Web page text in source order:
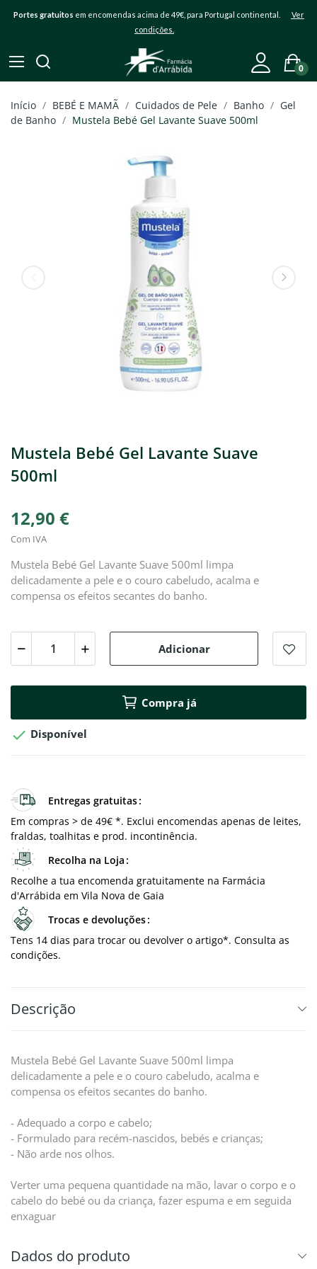
Portes gratuitos em encomendas acima de 49€, para Portugal continental. Ver
condições.
0
Início BEBÉ E MAMÃ Cuidados de Pele Banho
Gel
de Banho
Mustela Bebé Gel Lavante Suave 500ml
Mustela Bebé Gel Lavante Suave
500ml
12,90 €
Com IVA
Mustela Bebé Gel Lavante Suave 500ml limpa
delicadamente a pele e o couro cabeludo, acalma e
compensa os efeitos secantes do banho.
Adicionar
Compra já
 Disponível
Entregas gratuitas
Em compras > de 49€ *. Exclui encomendas apenas de leites,
fraldas, toalhitas e prod. incontinência.
Recolha na Loja
Recolhe a tua encomenda gratuitamente na Farmácia
d'Arrábida em Vila Nova de Gaia
Trocas e devoluções
Tens 14 dias para trocar ou devolver o artigo*. Consulta as
condições.
Descrição
Mustela Bebé Gel Lavante Suave 500ml limpa
delicadamente a pele e o couro cabeludo, acalma e
compensa os efeitos secantes do banho.
- Adequado a corpo e cabelo;
- Formulado para recém-nascidos, bebés e crianças;
- Não arde nos olhos.
Verter uma pequena quantidade na mão, lavar o corpo e o
cabelo do bebé ou da criança, fazer espuma e em seguida
enxaguar
Dados do produto